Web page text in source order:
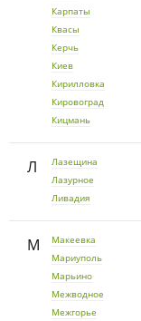
Карпаты
Квасы
Керчь
Киев
Кирилловка
Кировоград
Кицмань
Л
Лазещина
Лазурное
Ливадия
М
Макеевка
Мариуполь
Марьино
Межводное
Межгорье